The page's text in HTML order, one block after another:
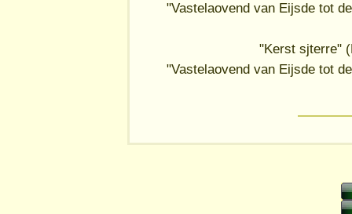
"Vastelaovend van Eijsde tot
"Kerst sjterre"
"Vastelaovend van Eijsde tot